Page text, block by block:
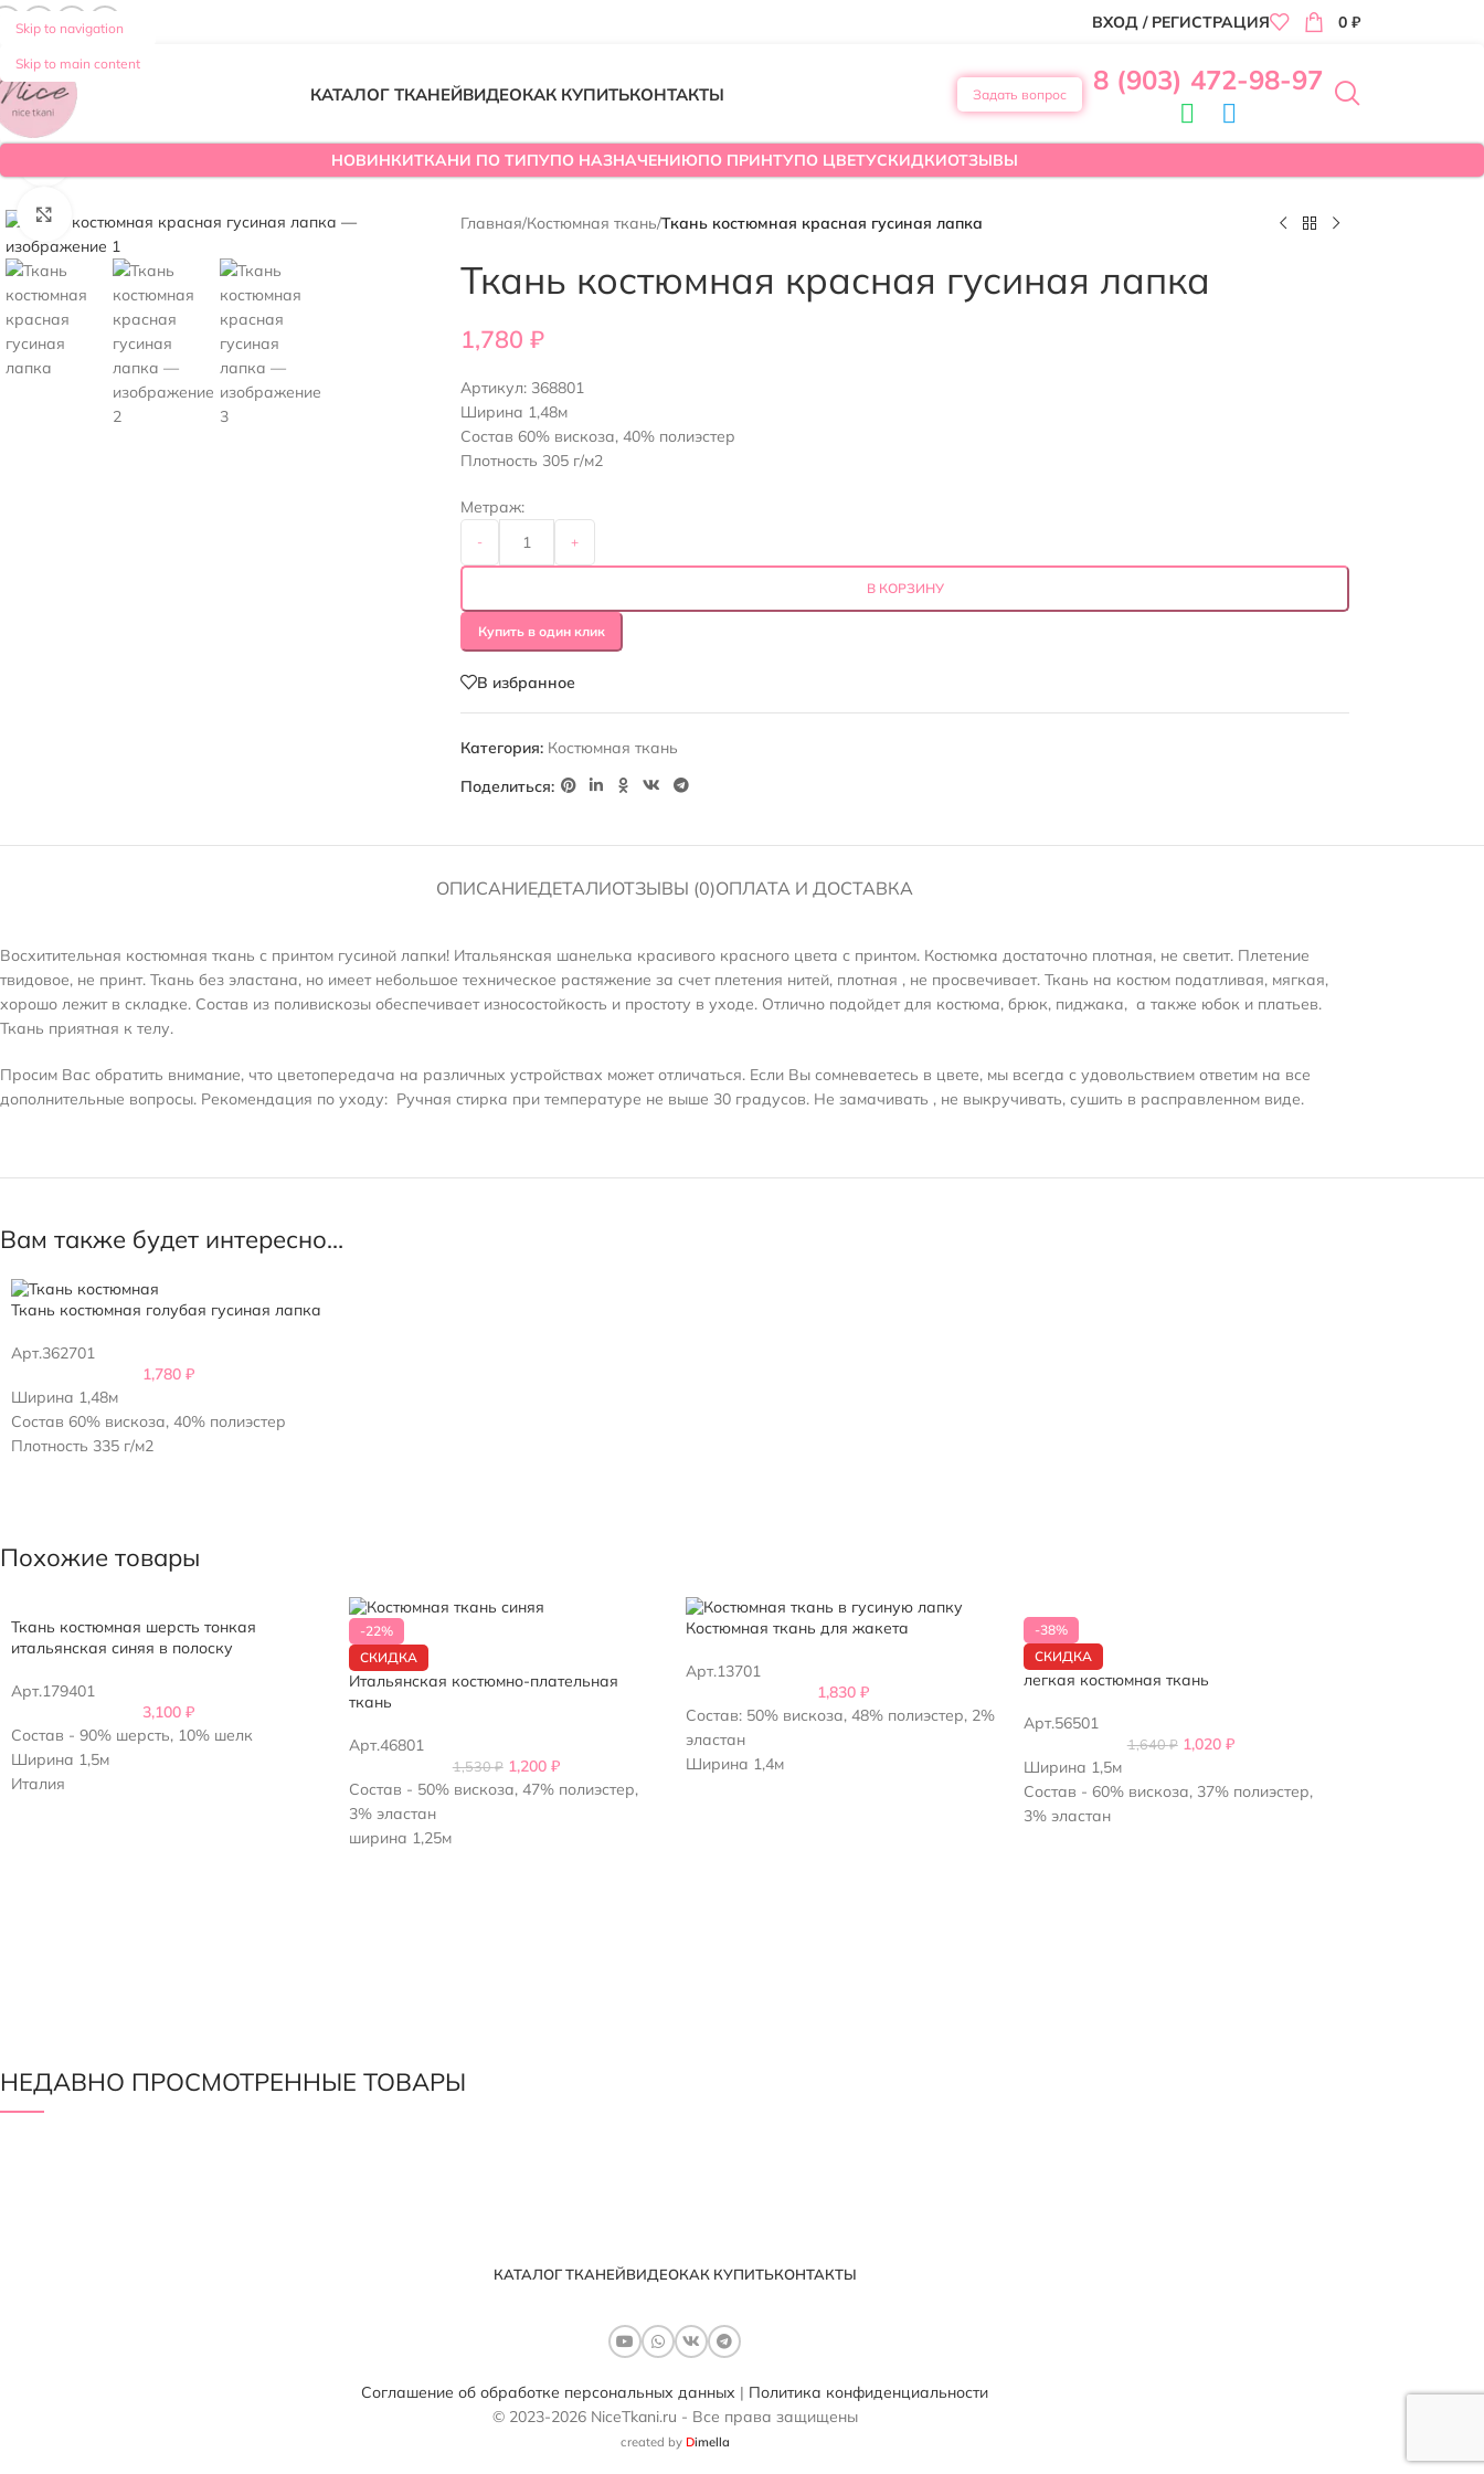
Skip to navigation
Skip to main content
ВХОД / РЕГИСТРАЦИЯ 0 ₽
КАТАЛОГ ТКАНЕЙВИДЕОКАК КУПИТЬКОНТАКТЫ Задать вопрос 8 (903) 472-98-97
НОВИНКИТКАНИ ПО ТИПУПО НАЗНАЧЕНИЮПО ПРИНТУПО ЦВЕТУСКИДКИОТЗЫВЫ
Главная/Костюмная ткань/Ткань костюмная красная гусиная лапка
Ткань костюмная красная гусиная лапка
1,780₽
Артикул: 368801
Ширина 1,48м
Состав 60% вискоза, 40% полиэстер
Плотность 305 г/м2
Метраж:
- +
В КОРЗИНУ
Купить в один клик
В избранное
Категория: Костюмная ткань
Поделиться:
ОПИСАНИЕДЕТАЛИОТЗЫВЫ (0)ОПЛАТА И ДОСТАВКА
Восхитительная костюмная ткань с принтом гусиной лапки! Итальянская шанелька красивого красного цвета с принтом. Костюмка достаточно плотная, не светит. Плетение
твидовое, не принт. Ткань без эластана, но имеет небольшое техническое растяжение за счет плетения нитей, плотная , не просвечивает. Ткань на костюм податливая, мягкая,
хорошо лежит в складке. Состав из поливискозы обеспечивает износостойкость и простоту в уходе. Отлично подойдет для костюма, брюк, пиджака, а также юбок и платьев.
Ткань приятная к телу.
Просим Вас обратить внимание, что цветопередача на различных устройствах может отличаться. Если Вы сомневаетесь в цвете, мы всегда с удовольствием ответим на все
дополнительные вопросы. Рекомендация по уходу: Ручная стирка при температуре не выше 30 градусов. Не замачивать , не выкручивать, сушить в расправленном виде.
Вам также будет интересно…
Ткань костюмная голубая гусиная лапка
Арт.362701
1,780₽
Ширина 1,48м
Состав 60% вискоза, 40% полиэстер
Плотность 335 г/м2
Похожие товары
Ткань костюмная шерсть тонкая
итальянская синяя в полоску
Арт.179401
3,100₽
Состав - 90% шерсть, 10% шелк
Ширина 1,5м
Италия
-22%
СКИДКА
Итальянская костюмно-плательная
ткань
Арт.46801
1,530₽ 1,200 ₽
Состав - 50% вискоза, 47% полиэстер,
3% эластан
ширина 1,25м
Костюмная ткань для жакета
Арт.13701
1,830₽
Состав: 50% вискоза, 48% полиэстер, 2%
эластан
Ширина 1,4м
-38%
СКИДКА
легкая костюмная ткань
Арт.56501
1,640₽ 1,020 ₽
Ширина 1,5м
Состав - 60% вискоза, 37% полиэстер,
3% эластан
НЕДАВНО ПРОСМОТРЕННЫЕ ТОВАРЫ
КАТАЛОГ ТКАНЕЙВИДЕОКАК КУПИТЬКОНТАКТЫ
Соглашение об обработке персональных данных | Политика конфиденциальности
© 2023-2026 NiceTkani.ru - Все права защищены
created by Dimella